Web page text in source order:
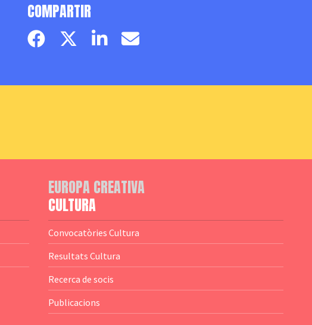
COMPARTIR
Facebook pageTwitter page
LinkedinEmail
EUROPA CREATIVA
CULTURA
Convocatòries Cultura
Resultats Cultura
Recerca de socis
Publicacions